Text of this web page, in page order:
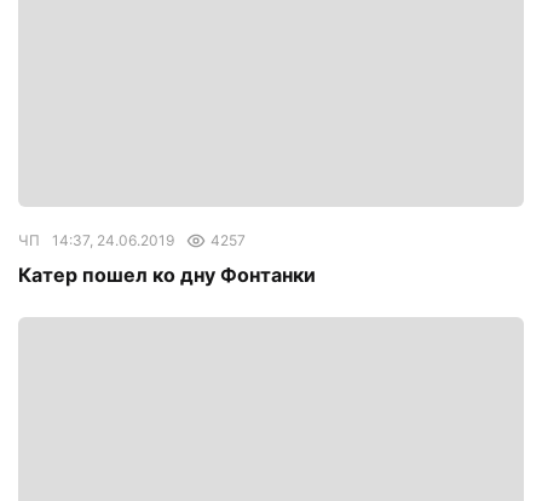
ЧП 14:37, 24.06.2019 4257
Катер пошел ко дну Фонтанки